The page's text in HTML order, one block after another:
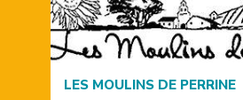
LES MOULINS DE PERRINE